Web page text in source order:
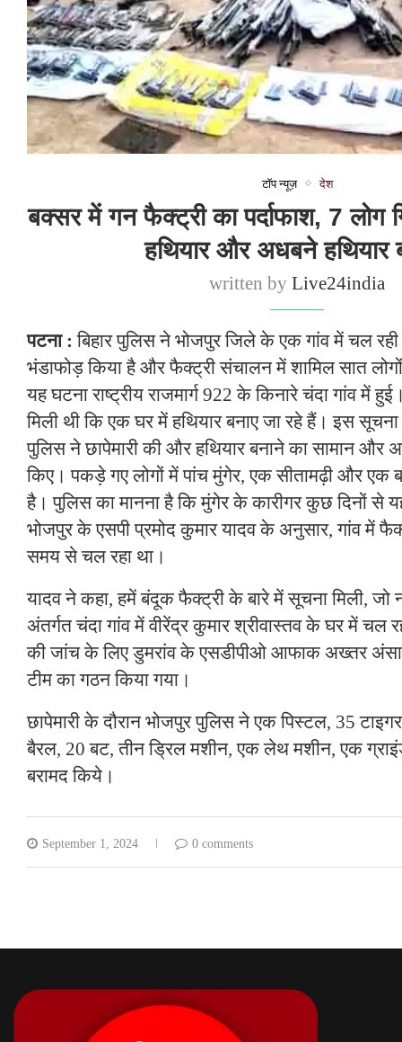
टॉप न्यूज़ देश
बक्सर में गन फैक्ट्री का पर्दाफाश, 7 लोग
हथियार और अधबने हथियार
written byLive24india
पटना : बिहार पुलिस ने भोजपुर जिले के एक गांव में चल
भंडाफोड़ किया है और फैक्ट्री संचालन में शामिल सात
यह घटना राष्ट्रीय राजमार्ग 922 के किनारे चंदा गांव में
मिली थी कि एक घर में हथियार बनाए जा रहे हैं। इस सूचना
पुलिस ने छापेमारी की और हथियार बनाने का सामान और
किए। पकड़े गए लोगों में पांच मुंगेर, एक सीतामढ़ी और एक
है। पुलिस का मानना है कि मुंगेर के कारीगर कुछ दिनों से
भोजपुर के एसपी प्रमोद कुमार यादव के अनुसार, गांव में
समय से चल रहा था।
यादव ने कहा, हमें बंदूक फैक्ट्री के बारे में सूचना मिली, जो
अंतर्गत चंदा गांव में वीरेंद्र कुमार श्रीवास्तव के घर में चल
की जांच के लिए डुमरांव के एसडीपीओ आफाक अख्तर
टीम का गठन किया गया।
छापेमारी के दौरान भोजपुर पुलिस ने एक पिस्टल, 35
बैरल, 20 बट, तीन ड्रिल मशीन, एक लेथ मशीन, एक
बरामद किये।
September 1, 2024 0 comments